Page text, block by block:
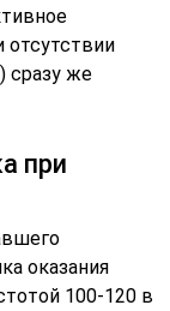
отсутствии
сразу же
при
оказания
100-120 в